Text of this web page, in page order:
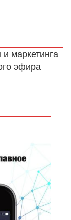
маркетинга
эфира